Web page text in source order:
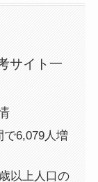
サイト一
6,079人増
以上人口の